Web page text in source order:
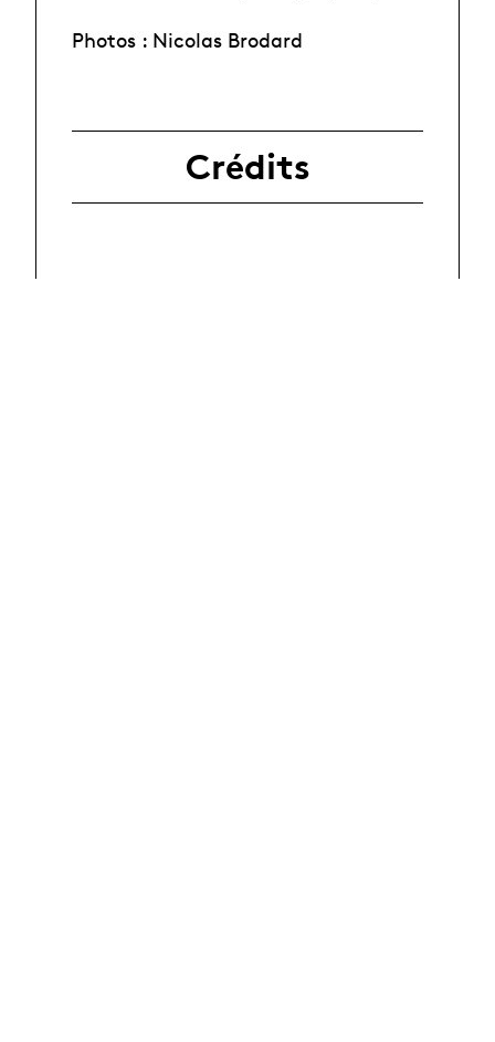
Photos : Nicolas Brodard
Crédits